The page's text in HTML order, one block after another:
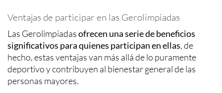
Ventajas de participar en las Gerolimpiadas
Las Gerolimpiadasofrecen una serie de beneficios
significativos para quienes participan en ellas, de
hecho, estas ventajas van más allá de lo puramente
deportivo y contribuyen al bienestar general de las
personas mayores.